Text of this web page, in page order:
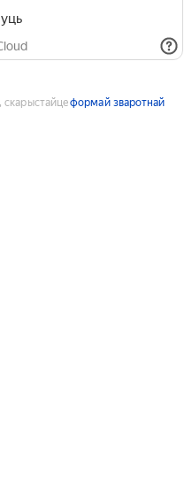
скарыстайцеформай зваротнай